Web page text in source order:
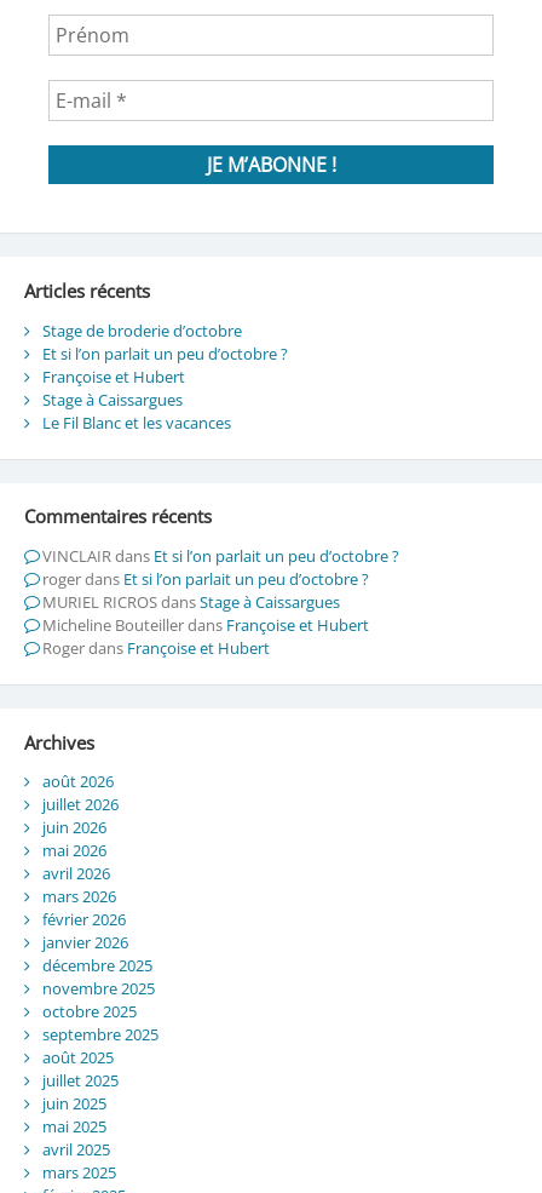
Articles récents
Stage de broderie d’octobre
Et si l’on parlait un peu d’octobre ?
Françoise et Hubert
Stage à Caissargues
Le Fil Blanc et les vacances
Commentaires récents
VINCLAIRdans Et si l’on parlait un peu d’octobre ?
rogerdans Et si l’on parlait un peu d’octobre ?
MURIEL RICROSdansStage à Caissargues
Micheline Bouteillerdans Françoise et Hubert
Rogerdans Françoise et Hubert
Archives
août 2026
juillet 2026
juin 2026
mai 2026
avril 2026
mars 2026
février 2026
janvier 2026
décembre 2025
novembre 2025
octobre 2025
septembre 2025
août 2025
juillet 2025
juin 2025
mai 2025
avril 2025
mars 2025